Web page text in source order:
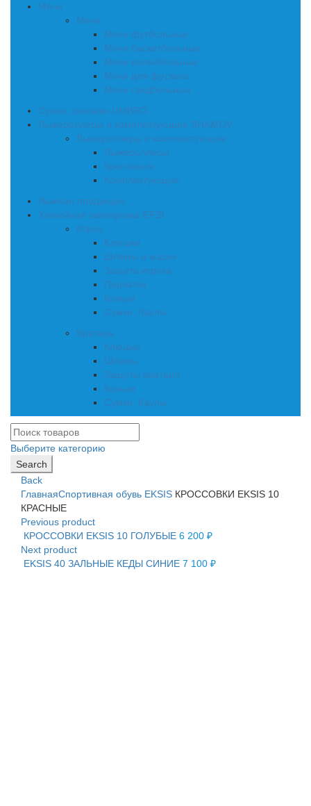
Мячи
Мячи
Мячи футбольные
Мячи баскетбольные
Мячи волейбольные
Мячи для футзала
Мячи гандбольные
Сумки, рюкзаки UMBRO
Лыжероллеры и комплектующие SHAMOV
Лыжероллеры и комплектующие
Лыжероллеры
Крепления
Комплектующие
Лыжная продукция
Хоккейная экипировка EFSI
Игрок
Клюшки
Шлемы и маски
Защита игрока
Перчатки
Коньки
Сумки, баулы
Вратарь
Клюшки
Шлемы
Защиты вратаря
Коньки
Сумки, баулы
Выберите категорию
Search
Back
ГлавнаяСпортивная обувь EKSIS КРОССОВКИ EKSIS 10
КРАСНЫЕ
Previous product
КРОССОВКИ EKSIS 10 ГОЛУБЫЕ 6 200 ₽
Next product
EKSIS 40 ЗАЛЬНЫЕ КЕДЫ СИНИЕ 7 100 ₽